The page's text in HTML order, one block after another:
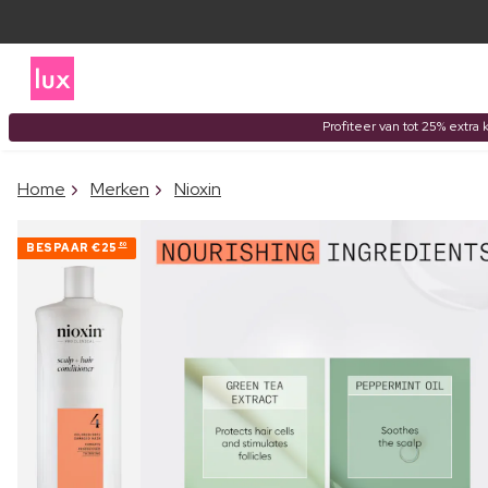
Profiteer van tot 25% extra
Home Merken Nioxin
BESPAAR €25 80